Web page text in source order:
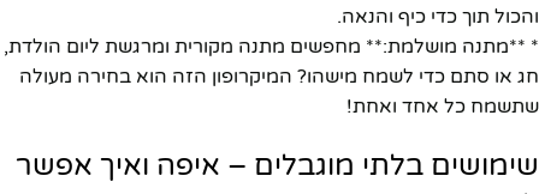
והכול תוך כדי כיף והנאה.
* **מתנה מושלמת:** מחפשים מתנה מקורית ומרגשת ליום הולדת,
חג או סתם כדי לשמח מישהו? המיקרופון הזה הוא בחירה מעולה
שתשמח כל אחד ואחת!
שימושים בלתי מוגבלים – איפה ואיך אפשר